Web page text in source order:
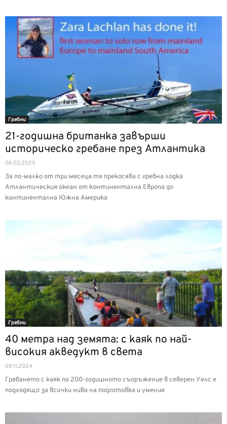
Гребни
21-годишна британка завърши
историческо гребане през Атлантика
06.02.2025
За по-малко от три месеца тя прекосява с гребна лодка
Атлантическия океан от континентална Европа до
континентална Южна Америка
Гребни
40 метра над земята: с каяк по най-
високия акведукт в света
08.11.2024
Гребането с каяк по 200-годишното съоръжение в северен Уелс е
подходящо за всички нива на подготовка и умения